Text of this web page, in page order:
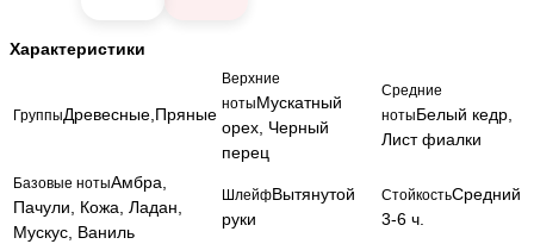
Характеристики
ГруппыДревесные,Пряные
Верхние
нотыМускатный
орех, Черный
перец
Средние
нотыБелый кедр,
Лист фиалки
Базовые нотыАмбра,
Пачули, Кожа, Ладан,
Мускус, Ваниль
ШлейфВытянутой
руки
СтойкостьСредний
3-6 ч.